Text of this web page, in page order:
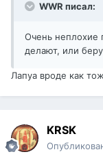
WWR писал:
Очень неплохие
делают, или
Лапуа вроде как
KRSK